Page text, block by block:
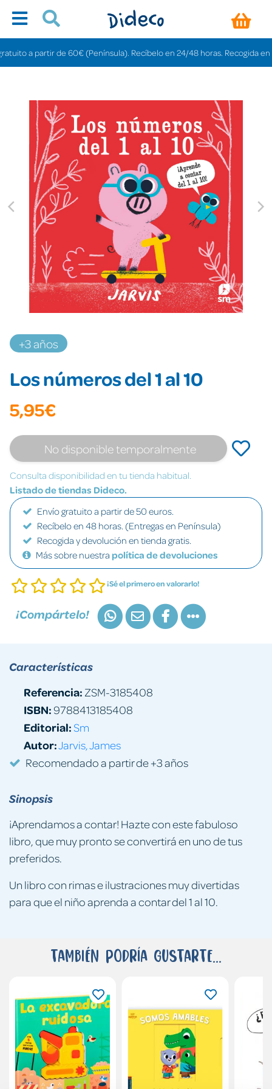
a partir de 60€ (Península). Recíbelo en 24/48 horas. Recogida en
+3 años
Los números del 1 al 10
5,95€
No disponible temporalmente
Consulta disponibilidad en tu tienda habitual.
Listado de tiendas Dideco.
Envío gratuito a partir de 50 euros.
Recíbelo en 48 horas. (Entregas en Península)
Recogida y devolución en tienda gratis.
Más sobre nuestra política de devoluciones
¡Sé el primero en valorarlo!
¡Compártelo!
Sinopsis
¡Aprendamos a contar! Hazte con este fabuloso
libro, que muy pronto se convertirá en uno de tus
preferidos.
Un libro con rimas e ilustraciones muy divertidas
para que el niño aprenda a contar del 1 al 10.
Características
Referencia: ZSM-3185408
ISBN:9788413185408
Editorial:Sm
Autor:Jarvis, James
Recomendado a partir de +3 años
También podría gustarte...